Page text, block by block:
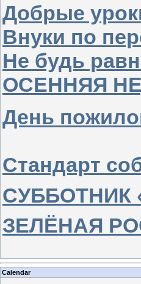
Добрые
Внуки по
Не будь
ОСЕННЯЯ
День
Стандарт
СУББОТНИК
ЗЕЛЁНАЯ
Calendar